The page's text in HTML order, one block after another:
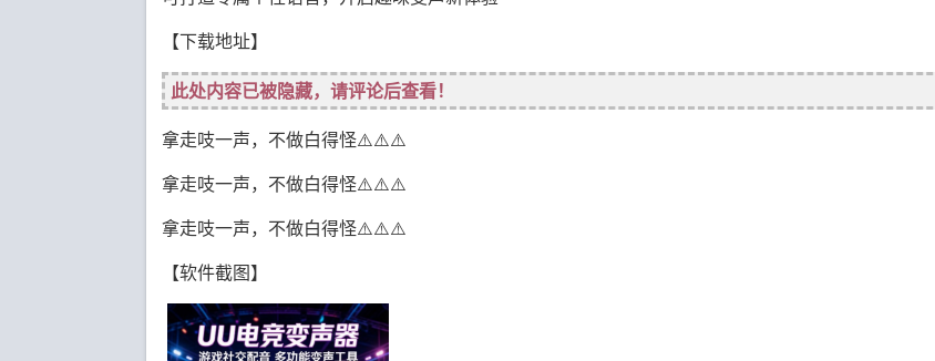
【下载地址】
此处内容已被隐藏，请评论后查看！
拿走吱一声，不做白得怪⚠️⚠️⚠️
拿走吱一声，不做白得怪⚠️⚠️⚠️
拿走吱一声，不做白得怪⚠️⚠️⚠️
【软件截图】